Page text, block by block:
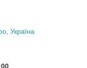
Україна